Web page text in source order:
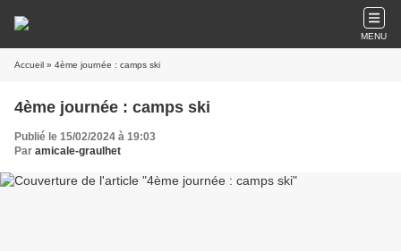
MENU
Accueil » 4ème journée : camps ski
4ème journée : camps ski
Publié le 15/02/2024 à 19:03
Par amicale-graulhet